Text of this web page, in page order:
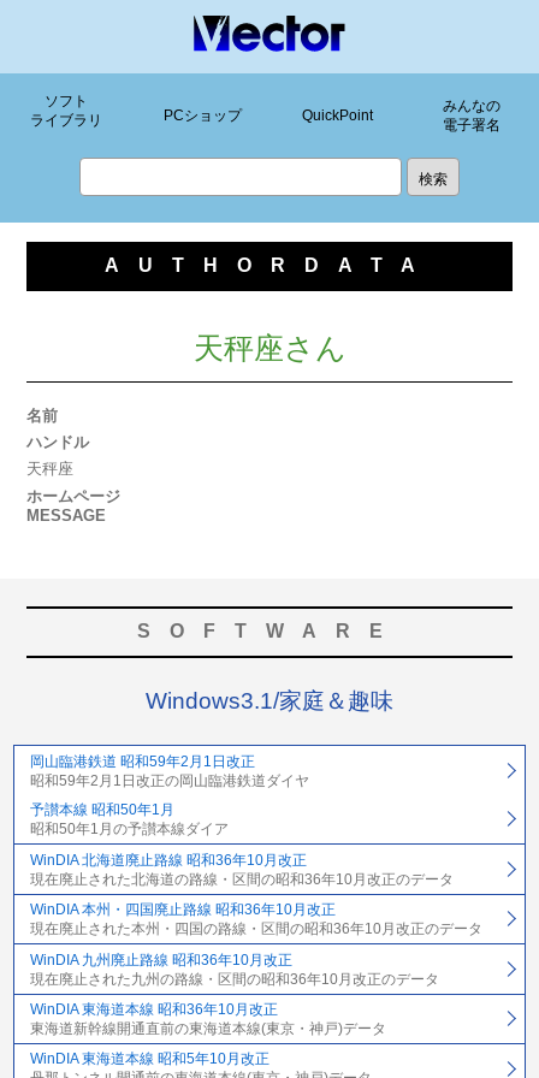
ソフト
ライブラリ
PCショップ QuickPoint
みんなの
電子署名
AUTHORDATA
天秤座さん
名前
ハンドル
天秤座
ホームページ
MESSAGE
SOFTWARE
Windows3.1/家庭＆趣味
岡山臨港鉄道 昭和59年2月1日改正
昭和59年2月1日改正の岡山臨港鉄道ダイヤ
予讃本線 昭和50年1月
昭和50年1月の予讃本線ダイア
WinDIA 北海道廃止路線 昭和36年10月改正
現在廃止された北海道の路線・区間の昭和36年10月改正のデータ
WinDIA 本州・四国廃止路線 昭和36年10月改正
現在廃止された本州・四国の路線・区間の昭和36年10月改正のデータ
WinDIA 九州廃止路線 昭和36年10月改正
現在廃止された九州の路線・区間の昭和36年10月改正のデータ
WinDIA 東海道本線 昭和36年10月改正
東海道新幹線開通直前の東海道本線(東京・神戸)データ
WinDIA 東海道本線 昭和5年10月改正